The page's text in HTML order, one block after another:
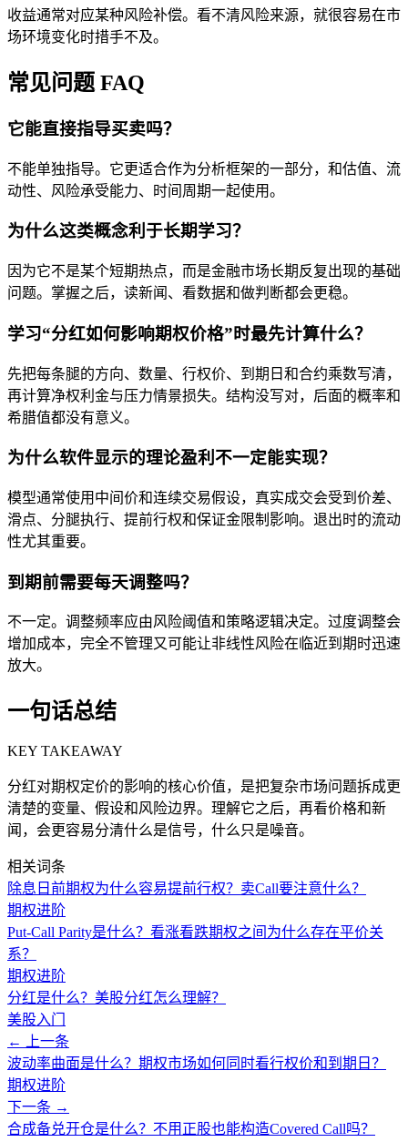
收益通常对应某种风险补偿。看不清风险来源，就很容易在市
场环境变化时措手不及。
常见问题 FAQ
它能直接指导买卖吗？
不能单独指导。它更适合作为分析框架的一部分，和估值、流
动性、风险承受能力、时间周期一起使用。
为什么这类概念利于长期学习？
因为它不是某个短期热点，而是金融市场长期反复出现的基础
问题。掌握之后，读新闻、看数据和做判断都会更稳。
学习“分红如何影响期权价格”时最先计算什么？
先把每条腿的方向、数量、行权价、到期日和合约乘数写清，
再计算净权利金与压力情景损失。结构没写对，后面的概率和
希腊值都没有意义。
为什么软件显示的理论盈利不一定能实现？
模型通常使用中间价和连续交易假设，真实成交会受到价差、
滑点、分腿执行、提前行权和保证金限制影响。退出时的流动
性尤其重要。
到期前需要每天调整吗？
不一定。调整频率应由风险阈值和策略逻辑决定。过度调整会
增加成本，完全不管理又可能让非线性风险在临近到期时迅速
放大。
一句话总结
KEY TAKEAWAY
分红对期权定价的影响的核心价值，是把复杂市场问题拆成更
清楚的变量、假设和风险边界。理解它之后，再看价格和新
闻，会更容易分清什么是信号，什么只是噪音。
相关词条
除息日前期权为什么容易提前行权？卖Call要注意什么？
期权进阶
Put-Call Parity是什么？看涨看跌期权之间为什么存在平价关
系？
期权进阶
分红是什么？美股分红怎么理解？
美股入门
← 上一条
波动率曲面是什么？期权市场如何同时看行权价和到期日？
期权进阶
下一条 →
合成备兑开仓是什么？不用正股也能构造Covered Call吗？